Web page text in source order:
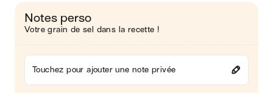
Notes perso
Votre grain de sel dans la recette !
Touchez pour ajouter une note privée